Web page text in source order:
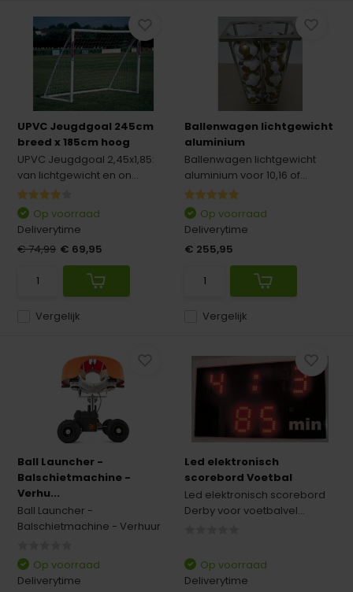
UPVC Jeugdgoal 245cm
breed x 185cm hoog
UPVC Jeugdgoal 2,45x1,85:
van lichtgewicht en on...
Vergelijk
Op voorraad
Deliverytime
€ 74,99 € 69,95
Ballenwagen lichtgewicht
aluminium
Ballenwagen lichtgewicht
aluminium voor 10,16 of...
Vergelijk
Op voorraad
Deliverytime
€ 255,95
Ball Launcher -
Balschietmachine -
Verhu...
Ball Launcher -
Balschietmachine - Verhuur
Op voorraad
Deliverytime
Led elektronisch
scorebord Voetbal
Led elektronisch scorebord
Derby voor voetbalvel...
Op voorraad
Deliverytime